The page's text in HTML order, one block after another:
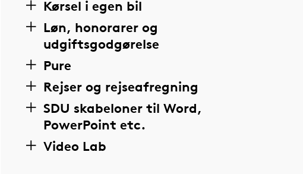
Kørsel i egen bil
Løn, honorarer og
udgiftsgodgørelse
Pure
Rejser og rejseafregning
SDU skabeloner til Word,
PowerPoint etc.
Video Lab